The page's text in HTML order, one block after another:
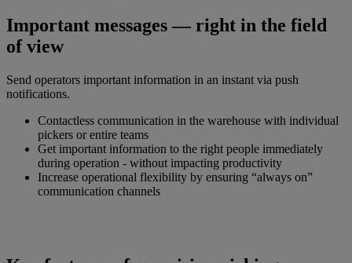
Important messages — right in the field
of view
Send operators important information in an instant via push
notifications.
Contactless communication in the warehouse with individual
pickers or entire teams
Get important information to the right people immediately
during operation - without impacting productivity
Increase operational flexibility by ensuring “always on”
communication channels